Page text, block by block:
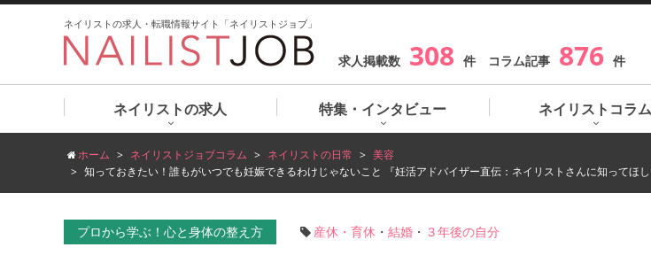
ネイリストの求人・転職情報サイト「ネイリストジョブ」
求人掲載数 308 件 コラム記事 876 件
ネイリストの求人 特集・インタビュー ネイリストコラム
ホーム ネイリストジョブコラム ネイリストの日常
美容
知っておきたい！誰もがいつでも妊娠できるわけじゃないこと 『妊活アドバイザー直伝：ネイリストさんに知ってほ
プロから学ぶ！心と身体の整え方 産休・育休 ・ 結婚 ・ ３年後の自分